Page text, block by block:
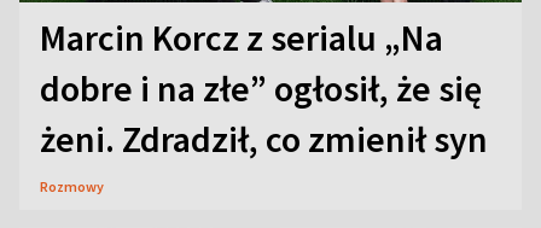
Marcin Korcz z serialu „Na
dobre i na złe” ogłosił, że się
żeni. Zdradził, co zmienił syn
Rozmowy